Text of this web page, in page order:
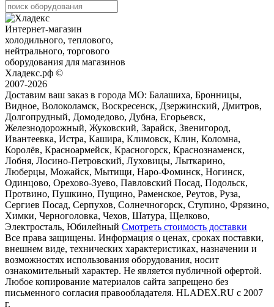
Интернет-магазин
холодильного, теплового,
нейтрального, торгового
оборудования для магазинов
Хладекс.рф ©
2007-2026
Доставим ваш заказ в города МО: Балашиха, Бронницы,
Видное, Волоколамск, Воскресенск, Дзержинский, Дмитров,
Долгопрудный, Домодедово, Дубна, Егорьевск,
Железнодорожный, Жуковский, Зарайск, Звенигород,
Ивантеевка, Истра, Кашира, Климовск, Клин, Коломна,
Королёв, Красноармейск, Красногорск, Краснознаменск,
Лобня, Лосино-Петровский, Луховицы, Лыткарино,
Люберцы, Можайск, Мытищи, Наро-Фоминск, Ногинск,
Одинцово, Орехово-Зуево, Павловский Посад, Подольск,
Протвино, Пушкино, Пущино, Раменское, Реутов, Руза,
Сергиев Посад, Серпухов, Солнечногорск, Ступино, Фрязино,
Химки, Черноголовка, Чехов, Шатура, Щелково,
Электросталь, Юбилейный Смотреть стоимость доставки
Все права защищены. Информация о ценах, сроках поставки,
внешнем виде, технических характеристиках, назначении и
возможностях использования оборудования, носит
ознакомительный характер. Не является публичной офертой.
Любое копирование материалов сайта запрещено без
письменного согласия правообладателя. HLADEX.RU c 2007
г.